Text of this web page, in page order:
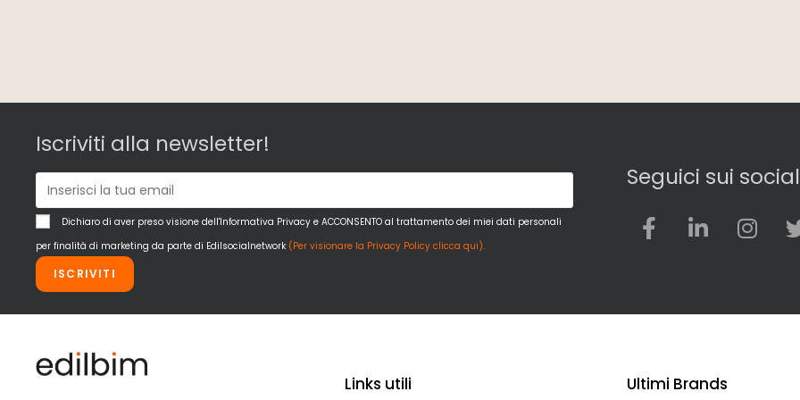
Iscriviti alla newsletter!
Dichiaro di aver preso visione dell'Informativa Privacy e ACCONSENTO al trattamento dei miei dati personali
per finalità di marketing da parte di Edilsocialnetwork (Per visionare la Privacy Policy clicca qui).
ISCRIVITI
Seguici sui social
Links utili Ultimi Brands